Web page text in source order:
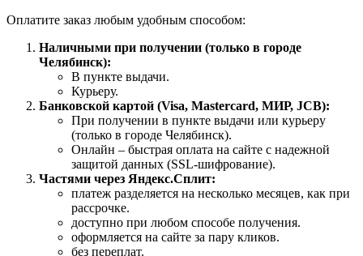
Оплатите заказ любым удобным способом:
Наличными при получении (только в городе
Челябинск):
В пункте выдачи.
Курьеру.
Банковской картой (Visa, Mastercard, МИР, JCB):
При получении в пункте выдачи или курьеру
(только в городе Челябинск).
Онлайн – быстрая оплата на сайте с надежной
защитой данных (SSL-шифрование).
Частями через Яндекс.Сплит:
платеж разделяется на несколько месяцев, как при
рассрочке.
доступно при любом способе получения.
оформляется на сайте за пару кликов.
без переплат.